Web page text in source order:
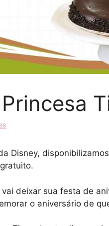
Disney,
deixar sua festa de
o aniversário de